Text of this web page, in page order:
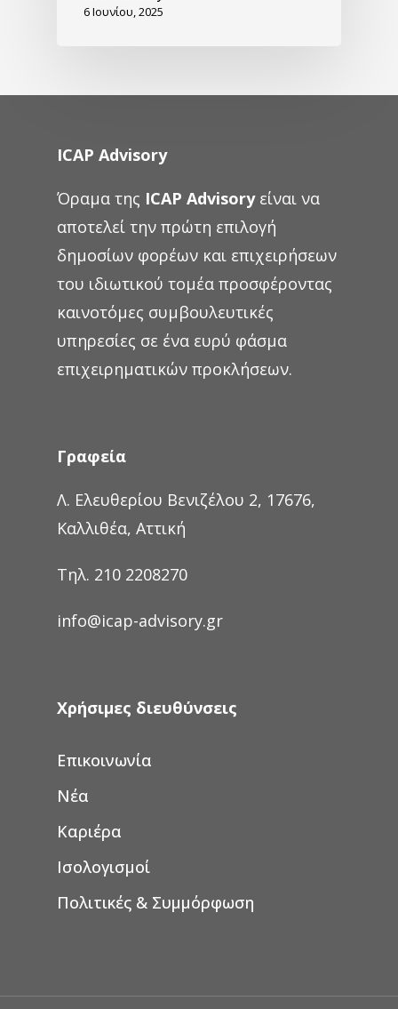
6 Ιουνίου, 2025
ICAP Advisory
Όραμα της ICAP Advisoryείναι να
αποτελεί την πρώτη επιλογή
δημοσίων φορέων και επιχειρήσεων
του ιδιωτικού τομέα προσφέροντας
καινοτόμες συμβουλευτικές
υπηρεσίες σε ένα ευρύ φάσμα
επιχειρηματικών προκλήσεων.
Γραφεία
Λ. Ελευθερίου Βενιζέλου 2, 17676,
Καλλιθέα, Αττική
Τηλ. 210 2208270
info@icap-advisory.gr
Χρήσιμες διευθύνσεις
Επικοινωνία
Νέα
Καριέρα
Ισολογισμοί
Πολιτικές & Συμμόρφωση